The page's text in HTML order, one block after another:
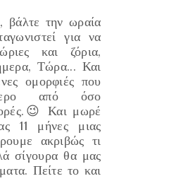
την ωραία
για να
και ζόρια,
Τώρα... Και
ομορφιές που
από όσο
Και μωρέ
11 μήνες μιας
ακριβώς τι
σίγουρα θα μας
Πείτε το και